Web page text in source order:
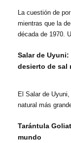
La cuestión de
mientras que la
década de 1970.
Salar de
desierto de sal
El Salar de
natural más
Tarántula
mundo